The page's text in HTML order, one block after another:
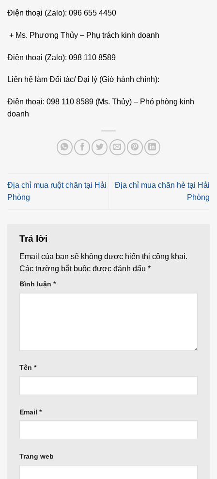
Điện thoại (Zalo): 096 655 4450
+ Ms. Phương Thủy – Phụ trách kinh doanh
Điện thoại (Zalo): 098 110 8589
Liên hệ làm Đối tác/ Đại lý (Giờ hành chính):
Điện thoại: 098 110 8589 (Ms. Thủy) – Phó phòng kinh
doanh
Địa chỉ mua ruột chăn tại Hải
Phòng
Địa chỉ mua chăn hè tại Hải
Phòng
Trả lời
Email của bạn sẽ không được hiển thị công khai.
Các trường bắt buộc được đánh dấu *
Bình luận *
Tên *
Email *
Trang web